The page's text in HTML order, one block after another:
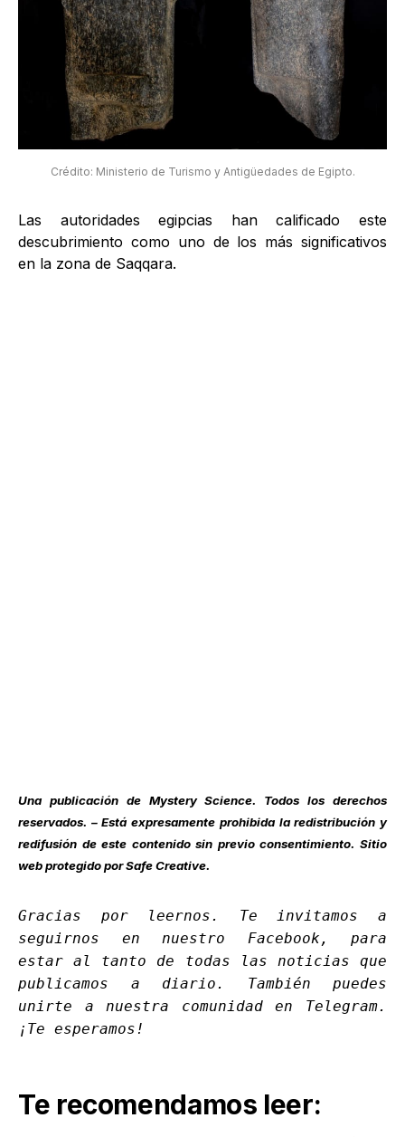
Crédito: Ministerio de Turismo y Antigüedades de Egipto.
Las autoridades egipcias han calificado este
descubrimiento como uno de los más significativos
en la zona de Saqqara.
Una publicación de Mystery Science. Todos los derechos
reservados. – Está expresamente prohibida la redistribución y
redifusión de este contenido sin previo consentimiento. Sitio
web protegido por Safe Creative.
Gracias por leernos. Te invitamos a
seguirnos en nuestro Facebook , para
estar al tanto de todas las noticias que
publicamos a diario. También puedes
unirte a nuestra comunidad en Telegram.
¡Te esperamos!
Te recomendamos leer: